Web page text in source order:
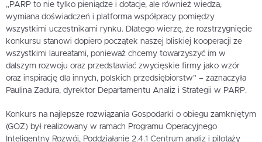
„PARP to nie tylko pieniądze i dotacje, ale również wiedza,
wymiana doświadczeń i platforma współpracy pomiędzy
wszystkimi uczestnikami rynku. Dlatego wierzę, że rozstrzygnięcie
konkursu stanowi dopiero początek naszej bliskiej kooperacji ze
wszystkimi laureatami, ponieważ chcemy towarzyszyć im w
dalszym rozwoju oraz przedstawiać zwycięskie firmy jako wzór
oraz inspirację dla innych, polskich przedsiębiorstw” – zaznaczyła
Paulina Zadura, dyrektor Departamentu Analiz i Strategii w PARP.
Konkurs na najlepsze rozwiązania Gospodarki o obiegu zamkniętym
(GOZ) był realizowany w ramach Programu Operacyjnego
Inteligentny Rozwój, Poddziałanie 2.4.1 Centrum analiz i pilotaży